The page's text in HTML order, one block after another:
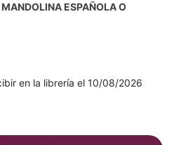
ESPAÑOLA O
en la librería el 10/08/2026